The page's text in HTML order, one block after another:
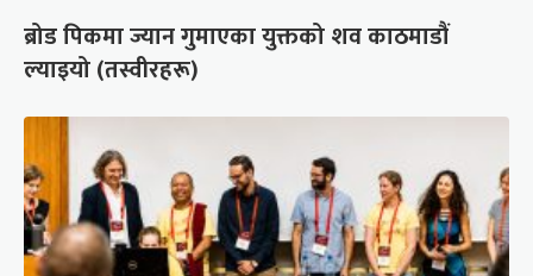
ब्रोड पिकमा ज्यान गुमाएका युक्तको शव काठमाडौं
ल्याइयो (तस्वीरहरू)